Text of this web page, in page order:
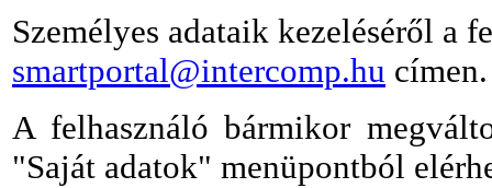
Személyes adataik kezeléséről a
smartportal@intercomp.hu címen.
A felhasználó bármikor
"Saját adatok" menüpontból